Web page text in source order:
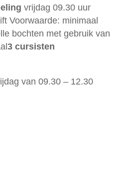
vrijdag 09.30 uur
Voorwaarde: minimaal
bochten met gebruik van
3 cursisten
van 09.30 – 12.30